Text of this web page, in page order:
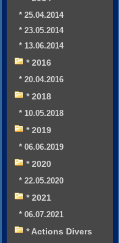
* 25.04.2014
* 23.05.2014
* 13.06.2014
* 2016
* 20.04.2016
* 2018
* 10.05.2018
* 2019
* 06.06.2019
* 2020
* 22.05.2020
* 2021
* 06.07.2021
* Actions Divers